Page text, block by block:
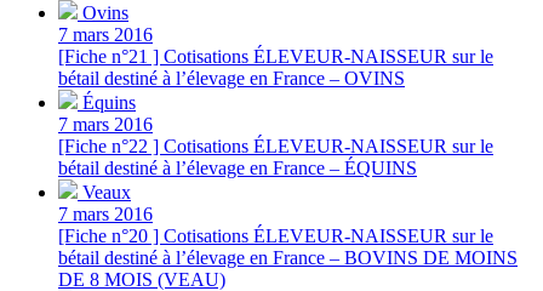
Ovins
7 mars 2016
[Fiche n°21 ] Cotisations ÉLEVEUR-NAISSEUR sur le
bétail destiné à l’élevage en France – OVINS
Équins
7 mars 2016
[Fiche n°22 ] Cotisations ÉLEVEUR-NAISSEUR sur le
bétail destiné à l’élevage en France – ÉQUINS
Veaux
7 mars 2016
[Fiche n°20 ] Cotisations ÉLEVEUR-NAISSEUR sur le
bétail destiné à l’élevage en France – BOVINS DE MOINS
DE 8 MOIS (VEAU)